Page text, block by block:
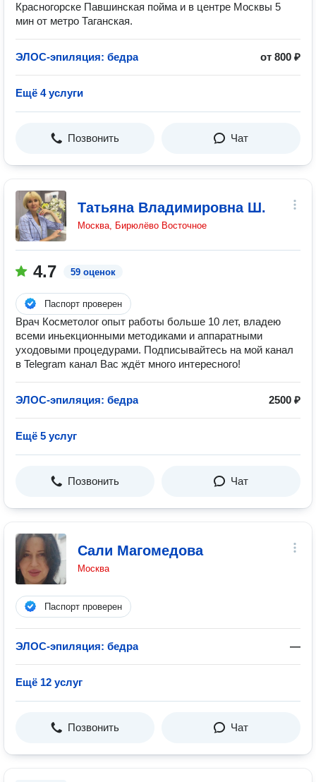
Красногорске Павшинская пойма и в центре Москвы 5
мин от метро Таганская.
ЭЛОС-эпиляция: бедра от 800 ₽
Ещё 4 услуги
Позвонить Чат
Татьяна Владимировна Ш.
Москва, Бирюлёво Восточное
4.7 59 оценок
Паспорт проверен
Врач Косметолог опыт работы больше 10 лет, владею
всеми иньекционными методиками и аппаратными
уходовыми процедурами. Подписывайтесь на мой канал
в Telegram канал Вас ждёт много интересного!
ЭЛОС-эпиляция: бедра 2500 ₽
Ещё 5 услуг
Позвонить Чат
Сали Магомедова
Москва
Паспорт проверен
ЭЛОС-эпиляция: бедра —
Ещё 12 услуг
Позвонить Чат